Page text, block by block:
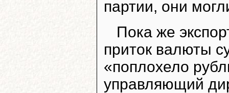
партии, они
Пока же
приток валюты
«поплохело
управляющий